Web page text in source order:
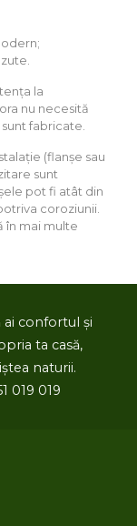
la
nu necesită
fabricate.
(flanșe sau
sunt
pot fi atât din
coroziunii.
în mai multe
ai confortul și
ta casă,
naturii.
019 019